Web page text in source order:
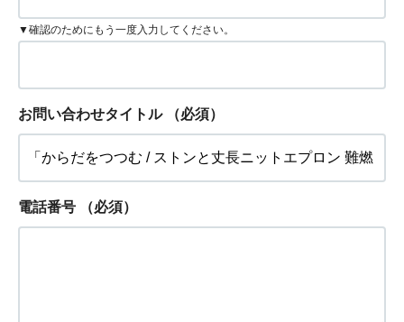
▼確認のためにもう一度入力してください。
お問い合わせタイトル （必須）
電話番号 （必須）